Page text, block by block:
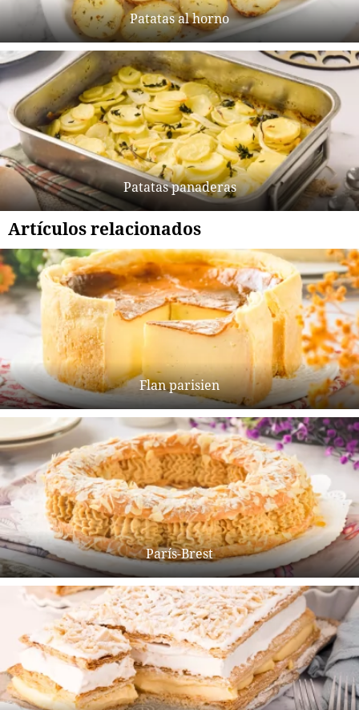
Patatas al horno
Patatas panaderas
Artículos relacionados
Flan parisien
París-Brest